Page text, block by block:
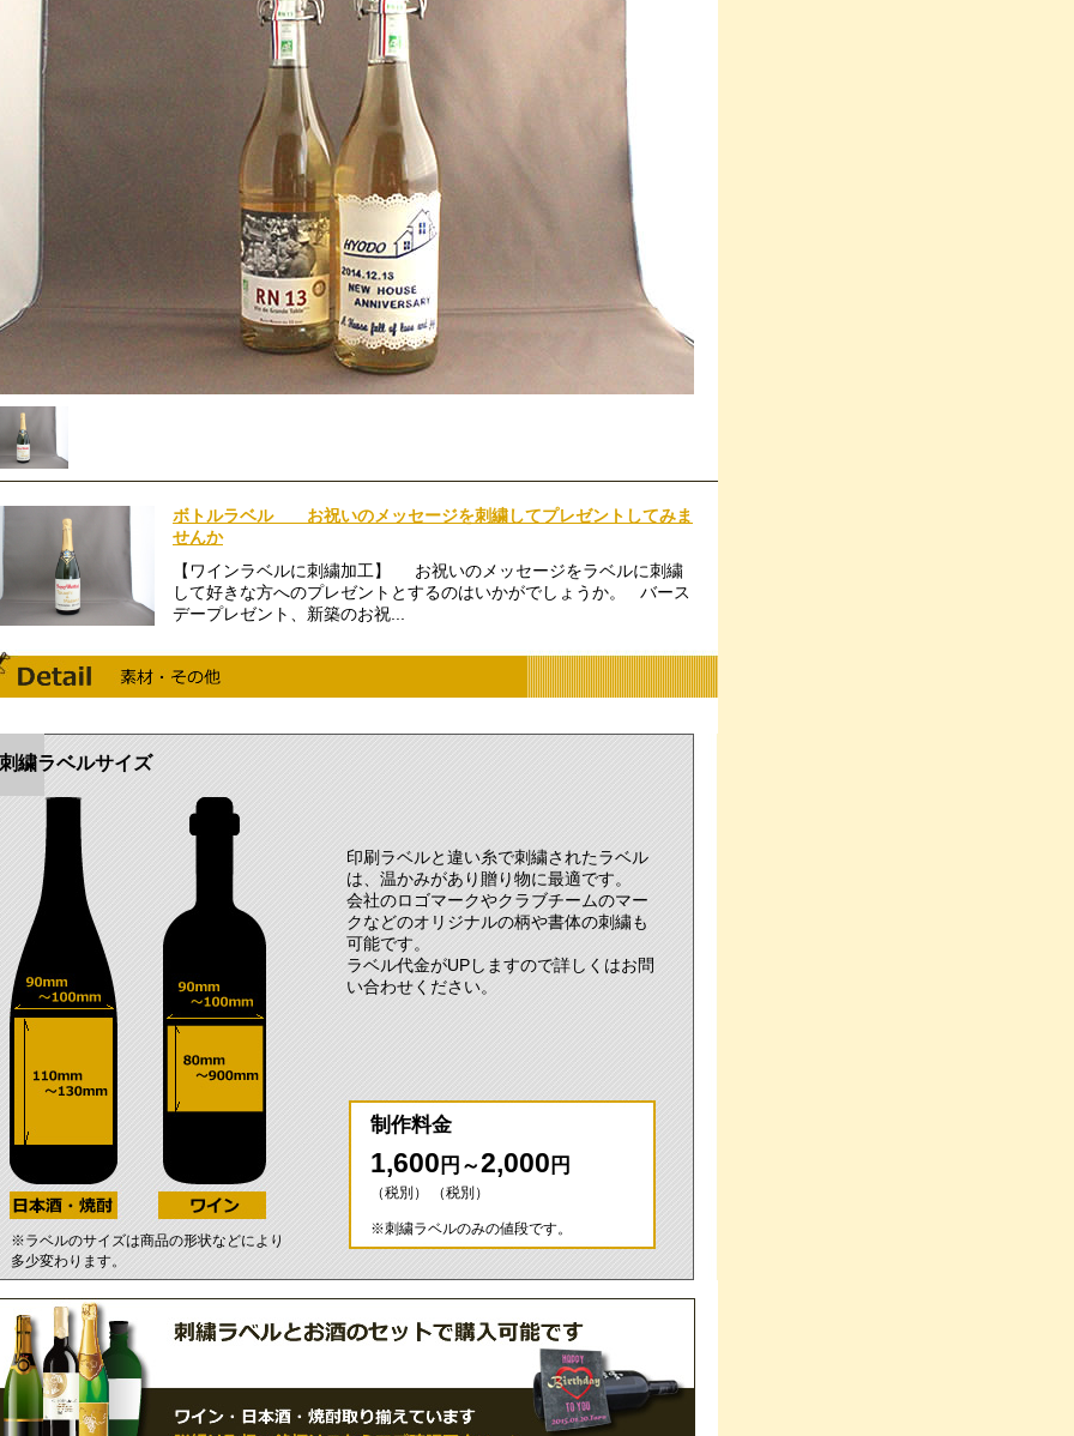
ボトルラベル お祝いのメッセージを刺繍してプレゼントしてみま
せんか
【ワインラベルに刺繍加工】 お祝いのメッセージをラベルに刺繍
して好きな方へのプレゼントとするのはいかがでしょうか。 バース
デープレゼント、新築のお祝...
刺繍ラベルサイズ
印刷ラベルと違い糸で刺繍されたラベル
は、温かみがあり贈り物に最適です。
会社のロゴマークやクラブチームのマー
クなどのオリジナルの柄や書体の刺繍も
可能です。
ラベル代金がUPしますので詳しくはお問
い合わせください。
制作料金
1,600 円～2,000 円
（税別） （税別）
※刺繍ラベルのみの値段です。
※ラベルのサイズは商品の形状などにより
多少変わります。